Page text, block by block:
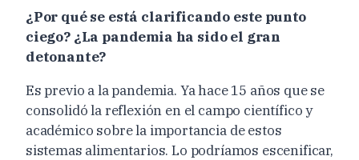
¿Por qué se está clarificando este punto
ciego? ¿La pandemia ha sido el gran
detonante?
Es previo a la pandemia. Ya hace 15 años que se
consolidó la reflexión en el campo científico y
académico sobre la importancia de estos
sistemas alimentarios. Lo podríamos escenificar,